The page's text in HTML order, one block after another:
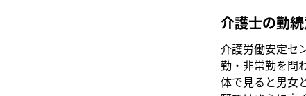
介護士の勤
介護労働安定セ
勤・非常勤を問
体で見ると男女